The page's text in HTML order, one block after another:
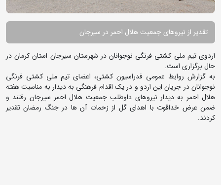
تقدیر از نیروهای جمعیت هلال احمر در سیرجان
اردوی تیم ملی کشتی فرنگی نوجوانان در شهرستان سیرجان استان کرمان در
حال برگزاری است.
به گزارش روابط عمومی فدراسیون کشتی، اعضای تیم ملی کشتی فرنگی
نوجوانان در جریان این اردو و در یک اقدام فرهنگی به دیدار به مناسبت هفته
هلال احمر به دیدار نیروهای داوطلب جمعیت هلال احمر سیرجان رفتند و
ضمن عرض خداقوت با اهدای گل از زحمات آن ها در جنگ رمضان تقدیر
کردند.